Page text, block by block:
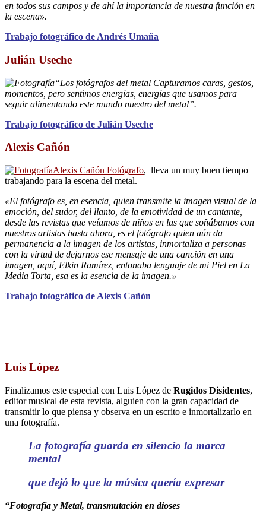
en todos sus campos y de ahí la importancia de nuestra función en
la escena».
Trabajo fotográfico de Andrés Umaña
Julián Useche
“Los fotógrafos del metal Capturamos caras, gestos,
momentos, pero sentimos energías, energías que usamos para
seguir alimentando este mundo nuestro del metal”.
Trabajo fotográfico de Julián Useche
Alexis Cañón
Alexis Cañón Fotógrafo, lleva un muy buen tiempo
trabajando para la escena del metal.
«El fotógrafo es, en esencia, quien transmite la imagen visual de la
emoción, del sudor, del llanto, de la emotividad de un cantante,
desde las revistas que veíamos de niños en las que soñábamos con
nuestros artistas hasta ahora, es el fotógrafo quien aún da
permanencia a la imagen de los artistas, inmortaliza a personas
con la virtud de dejarnos ese mensaje de una canción en una
imagen, aquí, Elkin Ramírez, entonaba lenguaje de mi Piel en La
Media Torta, esa es la esencia de la imagen.»
Trabajo fotográfico de Alexis Cañón
Luis López
Finalizamos este especial con Luis López de Rugidos Disidentes,
editor musical de esta revista, alguien con la gran capacidad de
transmitir lo que piensa y observa en un escrito e inmortalizarlo en
una fotografía.
La fotografía guarda en silencio la marca
mental
que dejó lo que la música quería expresar
“Fotografía y Metal, transmutación en dioses